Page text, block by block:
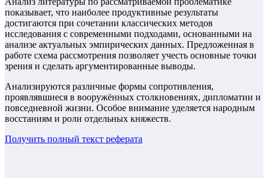
показывает, что наиболее продуктивные результаты
достигаются при сочетании классических методов
исследования с современными подходами, основанными на
анализе актуальных эмпирических данных. Предложенная в
работе схема рассмотрения позволяет учесть основные точки
зрения и сделать аргументированные выводы.
Анализируются различные формы сопротивления,
проявлявшиеся в вооружённых столкновениях, дипломатии и
повседневной жизни. Особое внимание уделяется народным
восстаниям и роли отдельных княжеств.
Получить полный текст реферата